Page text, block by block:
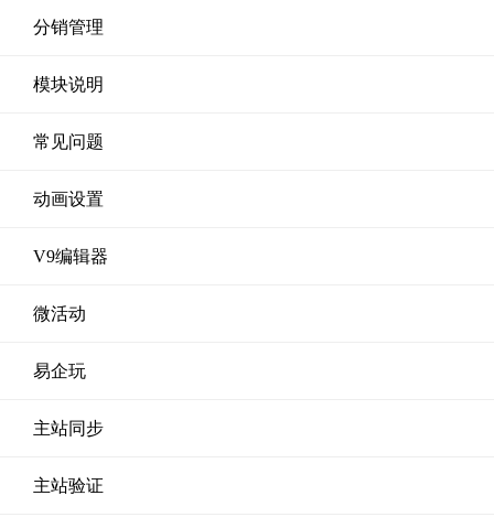
分销管理
模块说明
常见问题
动画设置
V9编辑器
微活动
易企玩
主站同步
主站验证